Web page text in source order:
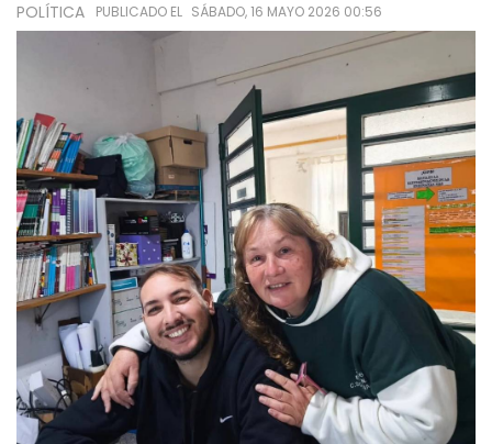
POLÍTICA PUBLICADO EL SÁBADO, 16 MAYO 2026 00:56